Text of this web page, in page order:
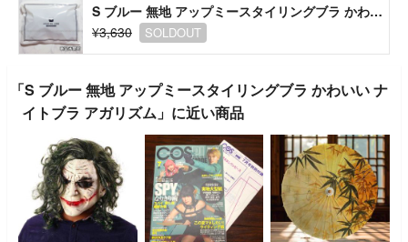
S ブルー 無地 アップミースタイリングブラ かわいい ナイトブラ アガリズム
¥3,630
SOLDOUT
「S ブルー 無地 アップミースタイリングブラ かわいい ナ
イトブラ アガリズム」に近い商品